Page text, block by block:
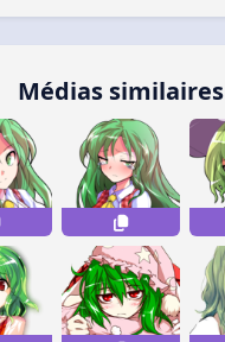
Médias similaires